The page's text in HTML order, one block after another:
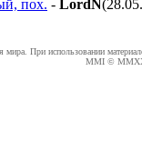
пох. - LordN
мира. При использовании
MMI ©